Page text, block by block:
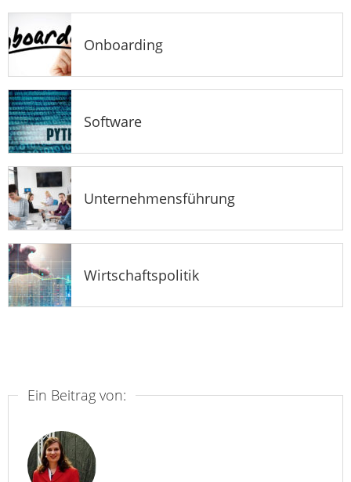
Onboarding
Software
Unternehmensführung
Wirtschaftspolitik
Ein Beitrag von: